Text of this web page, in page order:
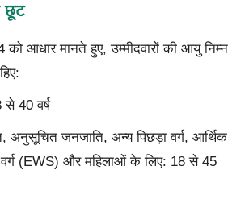
छूट
को आधार मानते हुए, उम्मीदवारों की आयु निम्न
से 40 वर्ष
अनुसूचित जनजाति, अन्य पिछड़ा वर्ग, आर्थिक
(EWS) और महिलाओं के लिए: 18 से 45